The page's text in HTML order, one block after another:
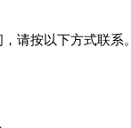
请按以下方式联系。